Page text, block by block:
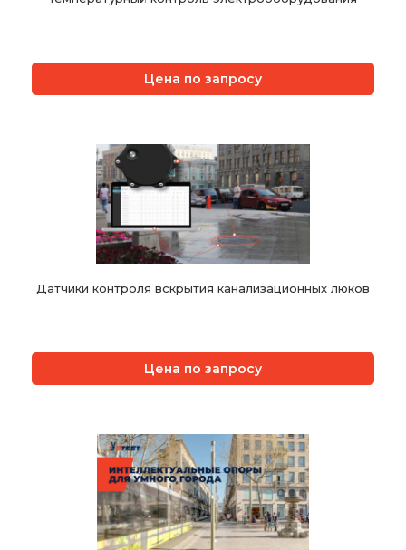
Цена по запросу
Датчики контроля вскрытия канализационных люков
Цена по запросу